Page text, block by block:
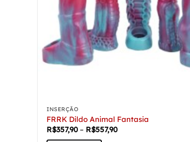
INSERÇÃO
FRRK Dildo Animal Fantasia
R$357,90 – R$557,90Faixa